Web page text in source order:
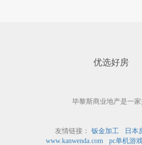
优选好房
毕黎斯商业地产是一
友情链接： 钣金加工 日本
www.kanwenda.com
pc单机游